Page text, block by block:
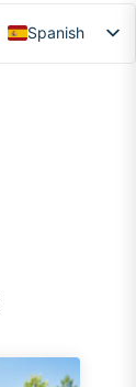
Spanish
English